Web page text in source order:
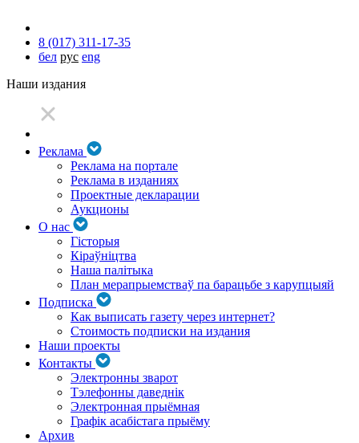
8 (017) 311-17-35
бел рус eng
Наши издания
Реклама
Реклама на портале
Реклама в изданиях
Проектные декларации
Аукционы
О нас
Гісторыя
Кіраўніцтва
Наша палітыка
План мерапрыемстваў па барацьбе з карупцыяй
Подписка
Как выписать газету через интернет?
Стоимость подписки на издания
Наши проекты
Контакты
Электронны зварот
Тэлефонны даведнік
Электронная прыёмная
Графік асабістага прыёму
Архив